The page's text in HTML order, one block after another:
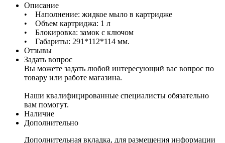
Описание
• Наполнение: жидкое мыло в картридже
• Объем картриджа: 1 л
• Блокировка: замок с ключом
• Габариты: 291*112*114 мм.
Отзывы
Задать вопрос
Вы можете задать любой интересующий вас вопрос по
товару или работе магазина.
Наши квалифицированные специалисты обязательно
вам помогут.
Наличие
Дополнительно
Дополнительная вкладка, для размещения информации